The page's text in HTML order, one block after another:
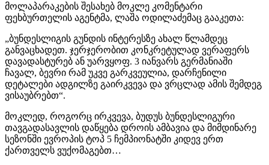
მოლაპარაკების შესახებ მოკლე კომენტარი
ფეხბურთელის აგენტმა, ლაშა ოდილაძემაც გააკეთა:
„ბუნდესლიგის გუნდის ინტერესზე ახალ წლამდეც
განვაცხადეთ. ჯერჯერობით კონკრეტულად ვერაფერს
დავადასტურებ ან უარვყოფ. 3 იანვარს გერმანიაში
ჩავალ, ბევრი რამ უკვე გარკვეულია, დარჩენილი
დეტალები ადგილზე გაირკვევა და ვრცლად ამის შემდეგ
ვისაუბრებთ“.
მოკლედ, როგორც ირკვევა, ბუდუს ბუნდესლიგური
თავგადასავლის დაწყება დროის ამბავია და მიმდინარე
სეზონში ევროპის ტოპ 5 ჩემპიონატში კიდევ ერთ
ქართველს ვუქომაგებთ…